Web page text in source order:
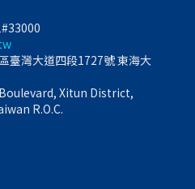
臺灣大道四段1727號 東海大
Xitun District,
R.O.C.